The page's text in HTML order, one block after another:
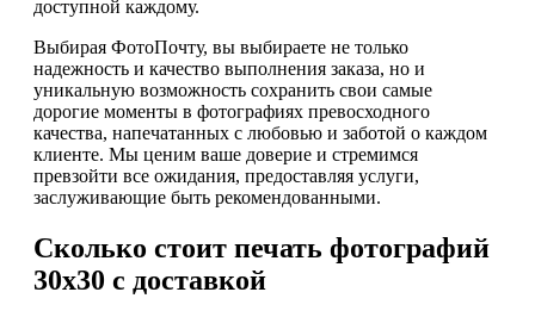
доступной каждому.
Выбирая ФотоПочту, вы выбираете не только
надежность и качество выполнения заказа, но и
уникальную возможность сохранить свои самые
дорогие моменты в фотографиях превосходного
качества, напечатанных с любовью и заботой о каждом
клиенте. Мы ценим ваше доверие и стремимся
превзойти все ожидания, предоставляя услуги,
заслуживающие быть рекомендованными.
Сколько стоит печать фотографий
30х30 с доставкой